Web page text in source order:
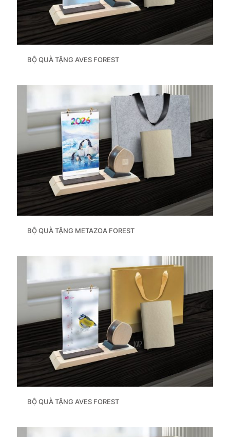
BỘ QUÀ TẶNG AVES FOREST
BỘ QUÀ TẶNG METAZOA FOREST
BỘ QUÀ TẶNG AVES FOREST